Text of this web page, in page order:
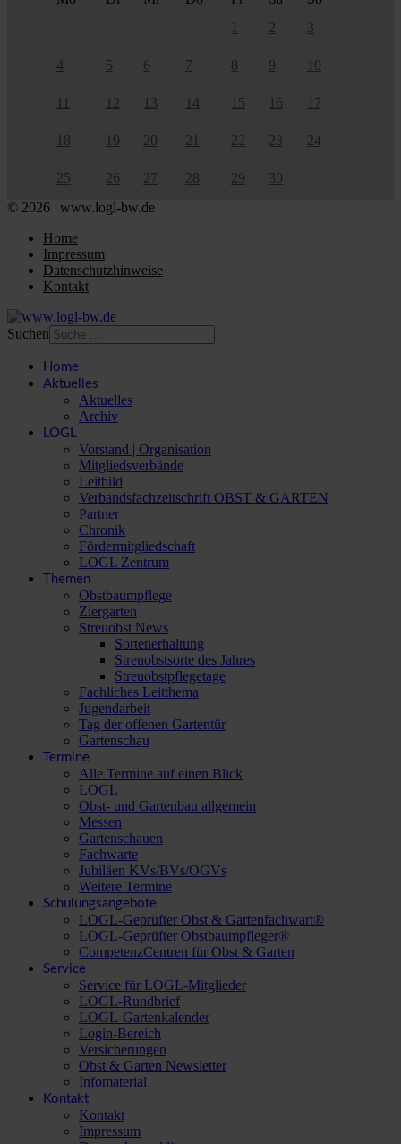
1
2 3
4 5 6 7 8 9 10
11 12 13 14 15 16 17
18 19 20 21 22 23 24
25 26 27 28 29
30
© 2026 | www.logl-bw.de
Home
Impressum
Datenschutzhinweise
Kontakt
Suchen
Home
Aktuelles
Aktuelles
Archiv
LOGL
Vorstand | Organisation
Mitgliedsverbände
Leitbild
Verbandsfachzeitschrift OBST & GARTEN
Partner
Chronik
Fördermitgliedschaft
LOGL Zentrum
Themen
Obstbaumpflege
Ziergarten
Streuobst News
Sortenerhaltung
Streuobstsorte des Jahres
Streuobstpflegetage
Fachliches Leitthema
Jugendarbeit
Tag der offenen Gartentür
Gartenschau
Termine
Alle Termine auf einen Blick
LOGL
Obst- und Gartenbau allgemein
Messen
Gartenschauen
Fachwarte
Jubiläen KVs/BVs/OGVs
Weitere Termine
Schulungsangebote
LOGL-Geprüfter Obst & Gartenfachwart®
LOGL-Geprüfter Obstbaumpfleger®
CompetenzCentren für Obst & Garten
Service
Service für LOGL-Mitglieder
LOGL-Rundbrief
LOGL-Gartenkalender
Login-Bereich
Versicherungen
Obst & Garten Newsletter
Infomaterial
Kontakt
Kontakt
Impressum